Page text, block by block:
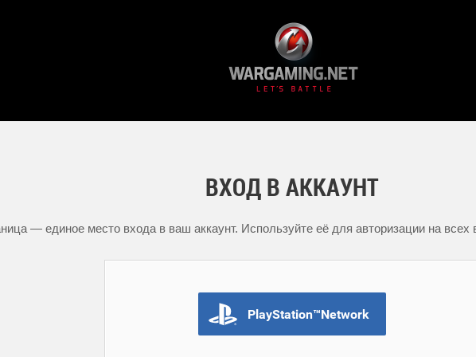
ВХОД В АККАУНТ
— единое место входа в ваш аккаунт. Используйте её для авторизации на всех
PlayStation™Network